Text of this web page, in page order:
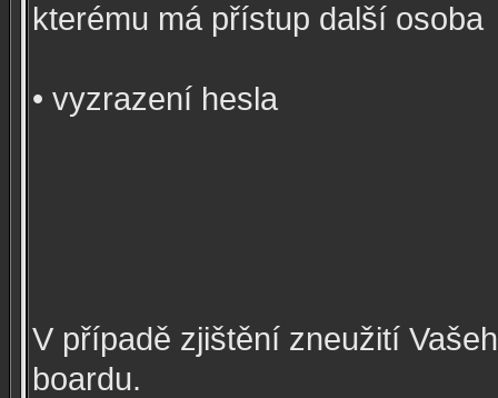
kterému má přístup další osoba
• vyzrazení hesla
V případě zjištění zneužití
boardu.